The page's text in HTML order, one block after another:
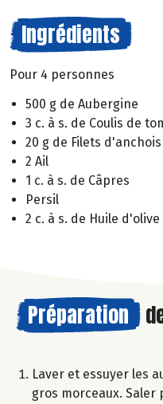
Ingrédients
Pour 4 personnes
500 g de Aubergine
3 c. à s. de Coulis de
20 g de Filets d'anchois
2 Ail
1 c. à s. de Câpres
Persil
2 c. à s. de Huile d'olive
Préparation
Laver et essuyer les
gros morceaux.